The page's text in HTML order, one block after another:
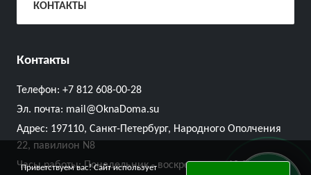
КОНТАКТЫ
Контакты
Телефон: +7 812 608-00-28
Эл. почта: mail@OknaDoma.su
Адрес: 197110, Санкт-Петербург, Народного Ополчения
22, павилион N8
Часы работы: Понедельник - воскресенье с 10:00 до
Приветствуем вас! Сайт использует